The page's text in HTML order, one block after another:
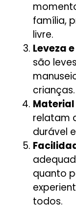
família,
livre.
Leveza
são
crianças.
relatam
durável
quanto
todos.